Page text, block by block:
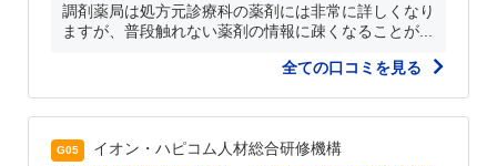
調剤薬局は処方元診療科の薬剤には非常に詳しくなり
ますが、普段触れない薬剤の情報に疎くなることが...
全ての口コミを見る
G05 イオン・ハピコム人材総合研修機構